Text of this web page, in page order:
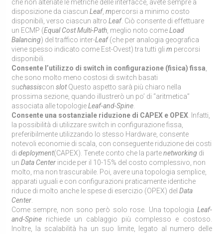
che non alteriate le metriche delle interfacce, avete sempre a
disposizione da ciascun Leaf, mpercorsi a minimo costo
disponibili, verso ciascun altro Leaf. Ciò consente di effettuare
un ECMP (Equal Cost Multi-Path, meglio noto comeLoad
Balancing) del traffico inter-Leaf(che per analogia geografica
viene spesso indicato come Est-Ovest) tra tutti gli m percorsi
disponibili.
Consente l’utilizzo di switch in configurazione (fisica) fissa
che sono molto meno costosi di switch basati
suchassiscon slotQuesto aspetto sarà più chiaro nella
prossima sezione, quando illustrerò un po’ di “aritmetica”
associata alle topologieLeaf-and-Spine.
Consente una sostanziale riduzione di CAPEX e OPEX. Infatti,
la possibilità di utilizzare switch in configurazione fissa,
preferibilmente utilizzando lo stesso Hardware, consente
notevoli economie di scala, con conseguente riduzione dei costi
di deployment(CAPEX). Tenete conto che la partenetworking di
un Data Centerincide per il 10-15% del costo complessivo, non
molto, ma non trascurabile. Poi, avere una topologia semplice,
apparati uguali e con configurazioni praticamente identiche
riduce di molto anche le spese di esercizio (OPEX) del Data
Center.
Come sempre, non sono però solo rose. Una topologia Leaf-
and-Spinerichiede un cablaggio più complesso e costoso.
Inoltre, la scalabilità ha un suo limite, legato al numero delle